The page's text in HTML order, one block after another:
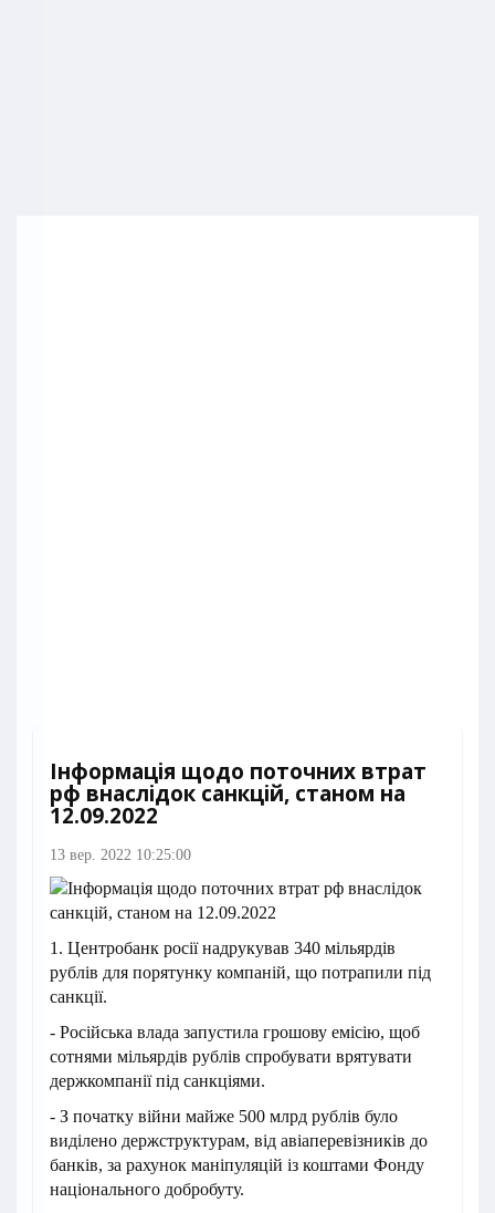
Інформація щодо поточних втрат
рф внаслідок санкцій, станом на
12.09.2022
13 вер. 2022 10:25:00
1. Центробанк росії надрукував 340 мільярдів
рублів для порятунку компаній, що потрапили під
санкції.
- Російська влада запустила грошову емісію, щоб
сотнями мільярдів рублів спробувати врятувати
держкомпанії під санкціями.
- З початку війни майже 500 млрд рублів було
виділено держструктурам, від авіаперевізників до
банків, за рахунок маніпуляцій із коштами Фонду
національного добробуту.